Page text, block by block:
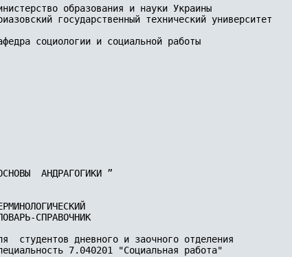
образования и науки Украины
государственный технический университет
социологии и социальной работы
АНДРАГОГИКИ ”
СПРАВОЧНИК
студентов дневного и заочного отделения
7.040201 "Социальная работа"